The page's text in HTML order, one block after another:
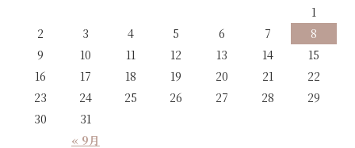
« 9月
1
2
3 4 5 6 7
8
9
10 11 12 13 14
15
16
17 18 19 20 21
22
23
24 25 26 27 28
29
30
31